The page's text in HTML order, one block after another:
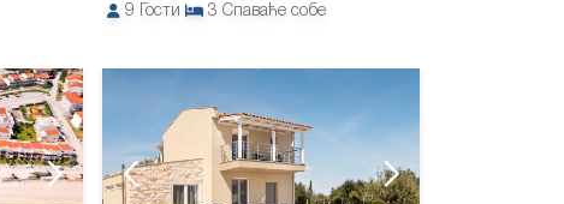
9
Гости 3 Спаваће собе